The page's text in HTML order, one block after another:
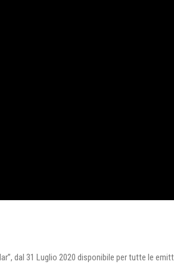
dal 31 Luglio 2020 disponibile per tutte le